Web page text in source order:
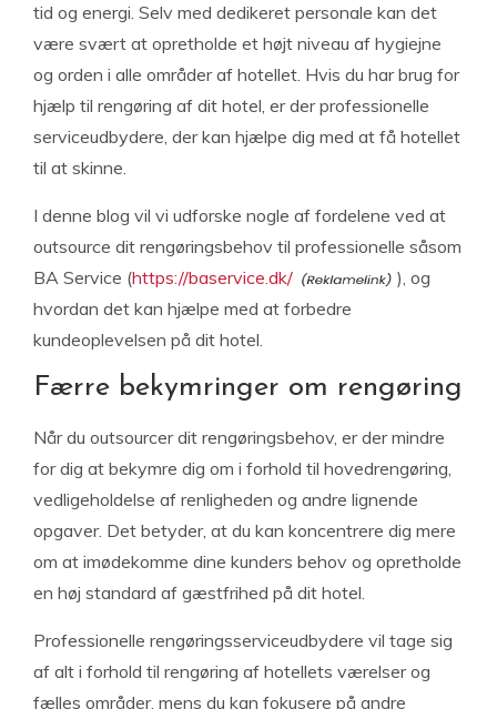
tid og energi. Selv med dedikeret personale kan det
være svært at opretholde et højt niveau af hygiejne
og orden i alle områder af hotellet. Hvis du har brug for
hjælp til rengøring af dit hotel, er der professionelle
serviceudbydere, der kan hjælpe dig med at få hotellet
til at skinne.
I denne blog vil vi udforske nogle af fordelene ved at
outsource dit rengøringsbehov til professionelle såsom
BA Service (https://baservice.dk/
), og
hvordan det kan hjælpe med at forbedre
kundeoplevelsen på dit hotel.
Færre bekymringer om rengøring
Når du outsourcer dit rengøringsbehov, er der mindre
for dig at bekymre dig om i forhold til hovedrengøring,
vedligeholdelse af renligheden og andre lignende
opgaver. Det betyder, at du kan koncentrere dig mere
om at imødekomme dine kunders behov og opretholde
en høj standard af gæstfrihed på dit hotel.
Professionelle rengøringsserviceudbydere vil tage sig
af alt i forhold til rengøring af hotellets værelser og
fælles områder, mens du kan fokusere på andre